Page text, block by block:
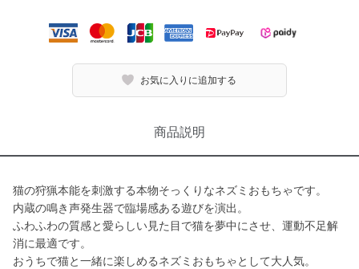
お気に入りに追加する
商品説明
猫の狩猟本能を刺激する本物そっくりなネズミおもちゃです。
内蔵の鳴き声発生器で臨場感ある遊びを演出。
ふわふわの質感と愛らしい見た目で猫を夢中にさせ、運動不足解
消に最適です。
おうちで猫と一緒に楽しめるネズミおもちゃとして大人気。